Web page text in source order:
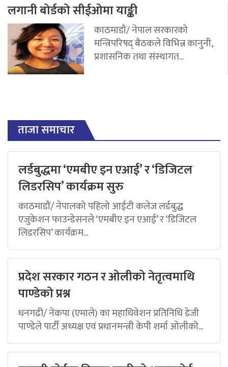
लगानी बोर्डको सीईओमा याङ्की
काठमाडौं/ नेपाल सरकारको
मन्त्रिपरिषद् बैठकले विभिन्न कानुनी,
प्रशासनिक तथा संस्थागत...
ताजा समाचार
लर्डबुद्धमा ‘एमबीए इन एआई’ र ‘डिजिटल
लिडरसिप’ कार्यक्रम सुरु
काठमाडौं/ नेपालको पहिलो आईटी कलेज लर्डबुद्ध
एजुकेशन फाउन्डेसनले ‘एमबीए इन एआई’ र ‘डिजिटल
लिडरसिप’ कार्यक्रम...
प्रदेश सरकार गठन र ओलीको नेतृत्वमाथि
पाण्डेको प्रश्न
धनगढी/ नेकपा (एमाले) का महाधिवेशन प्रतिनिधि डेजी
पाण्डेले पार्टी अध्यक्ष एवं प्रधानमन्त्री केपी शर्मा ओलीको...